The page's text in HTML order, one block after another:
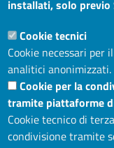
Social
Sito web
Accesso riservato
Mappa del sito
installati, solo previo
questo banner, può
categorie di cookie di
Sue preferenze. Per
Maggiori
Cookie tecnici
Cookie necessari per
analitici anonimizzati.
Cookie per la
tramite piattaforme
Cookie tecnico di
condivisione tramite